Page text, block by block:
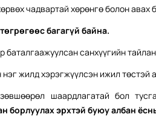
чадвартай хөрөнгө болон
багагүй байна.
баталгаажуулсан санхүүгийн
нэг жилд хэрэгжүүлсэн ижил төстэй
шаардлагатай бол
борлуулах эрхтэй буюу албан